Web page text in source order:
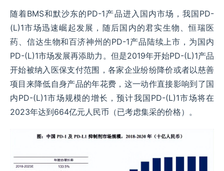
随着BMS和默沙东的PD-1产品进入国内市场，我国PD-
(L)1市场迅速崛起发展，随后国内的君实生物、恒瑞医
药、信达生物和百济神州的PD-1产品陆续上市，为国内
PD-(L)1市场发展再添助力。但是2019年开始PD-(L)1产品
开始被纳入医保支付范围，各家企业纷纷降价或者以慈善
项目来降低自身产品的年花费，这一动作直接影响到了国
内PD-(L)1市场规模的增长，预计我国PD-(L)1市场将在
2023年达到664亿元人民币（已考虑集采的价格）。